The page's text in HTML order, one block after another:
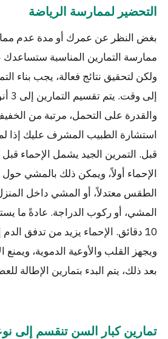
التحضير لممارسة الرياضة
بغض النظر عن عمرك أو مدة عدم
ممارسة التمارين المناسبة
ولكن لتحقيق نتائج فعالة، يجب بناء
والقدرة على التحمل، مرتبة من
استشارة الطبيب المشرف عليك إذا
قبل. التمرين الجيد يشمل الإحماء
الإحماء أولاً، ويمكن ذلك بالمشي حول
الطقس معتدلاً، أو المشي داخل
10 دقائق. الإحماء يزيد من تدفق
ويجهز القلب والأوعية الدموية، ويمنع
بعد ذلك، يتم البدء بتمارين الإطالة
تمارين كبار السن تنقسم إلى